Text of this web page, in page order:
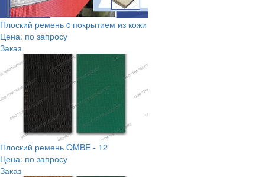
Плоский ремень c покрытием из кожи
Цена: по запросу
Заказ
Плоский ремень QMBE - 12
Цена: по запросу
Заказ